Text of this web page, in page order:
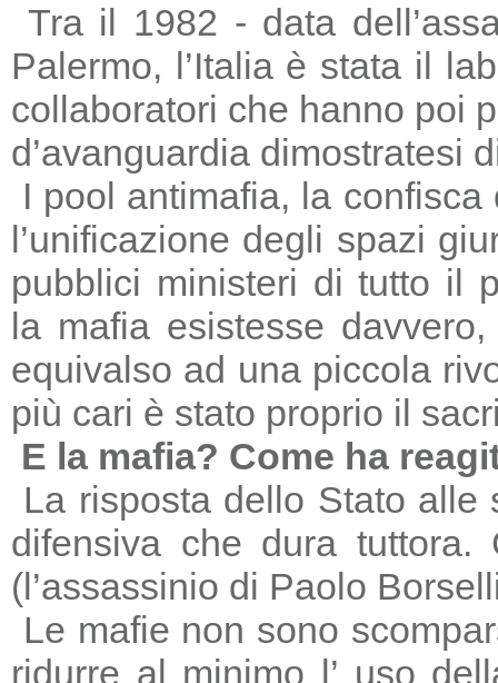
Tra il 1982 - data
Palermo, l’Italia è stata il
collaboratori che hanno poi
d’avanguardia dimostratesi
I pool antimafia, la
l’unificazione degli spazi
pubblici ministeri di tutto il
la mafia esistesse
equivalso ad una piccola
più cari è stato proprio il
E la mafia? Come ha
La risposta dello Stato alle
difensiva che dura
(l’assassinio di Paolo
Le mafie non sono
ridurre al minimo l’ uso